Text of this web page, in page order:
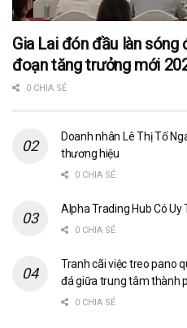
Gia Lai đón đầu làn sóng
đoạn tăng trưởng mới
0 CHIA SẺ
Doanh nhân Lê Thị Tố
thương hiệu
0 CHIA SẺ
Alpha Trading Hub Có Uy
0 CHIA SẺ
Tranh cãi việc treo pano
đá giữa trung tâm thành
0 CHIA SẺ